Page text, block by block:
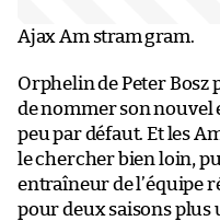
Ajax Am stram gram.
Orphelin de Peter Bosz
de nommer son nouvel
peu par défaut. Et les
le chercher bien loin,
entraîneur de l’équipe
pour deux saisons plus